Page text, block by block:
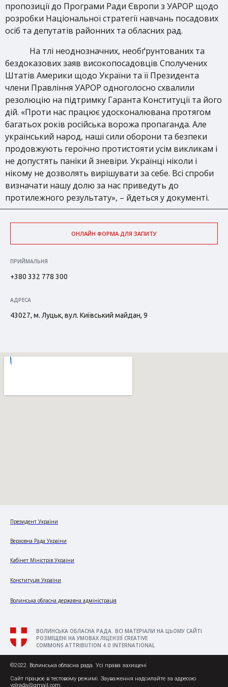
пропозиції до Програми Ради Європи з УАРОР щодо
розробки Національної стратегії навчань посадових
осіб та депутатів районних та обласних рад.
На тлі неоднозначних, необґрунтованих та
бездоказових заяв високопосадовців Сполучених
Штатів Америки щодо України та її Президента
члени Правління УАРОР одноголосно схвалили
резолюцію на підтримку Гаранта Конституції та його
дій. «Проти нас працює удосконалювана протягом
багатьох років російська ворожа пропаганда. Але
український народ, наші сили оборони та безпеки
продовжують героїчно протистояти усім викликам і
не допустять паніки й зневіри. Українці ніколи і
нікому не дозволять вирішувати за себе. Всі спроби
визначати нашу долю за нас приведуть до
протилежного результату», – йдеться у документі.
ОНЛАЙН ФОРМА ДЛЯ ЗАПИТУ
ПРИЙМАЛЬНЯ
+380 332 778 300
АДРЕСА
43027, м. Луцьк, вул. Київський майдан, 9
Президент України
Верховна Рада України
Кабінет Міністрів України
Конституція України
Волинська обласна державна адміністрація
ВОЛИНСЬКА ОБЛАСНА РАДА. ВСІ МАТЕРІАЛИ НА ЦЬОМУ САЙТІ
РОЗМІЩЕНІ НА УМОВАХ ЛІЦЕНЗІЇ CREATIVE
COMMONS ATTRIBUTION 4.0 INTERNATIONAL
©2022. Волинська обласна рада. Усі права захищені
Сайт працює в тестовому режимі. Зауваження надсилайте за адресою
volrada@gmail.com